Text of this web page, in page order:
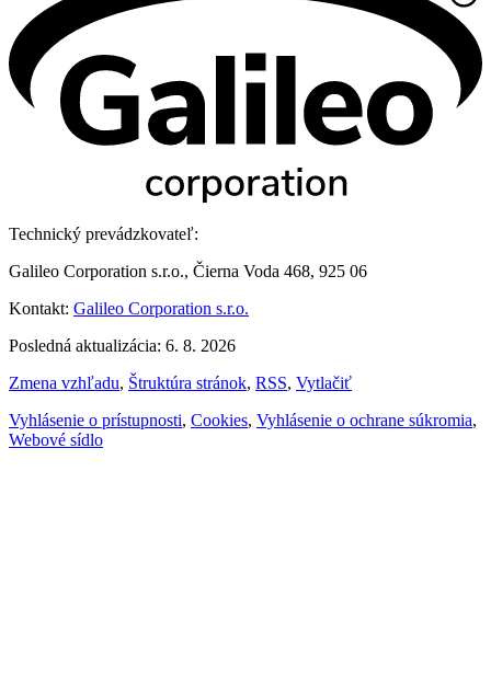
Technický prevádzkovateľ:
Galileo Corporation s.r.o., Čierna Voda 468, 925 06
Kontakt: Galileo Corporation s.r.o.
Posledná aktualizácia: 6. 8. 2026
Zmena vzhľadu, Štruktúra stránok, RSS, Vytlačiť
Vyhlásenie o prístupnosti, Cookies, Vyhlásenie o ochrane súkromia,
Webové sídlo